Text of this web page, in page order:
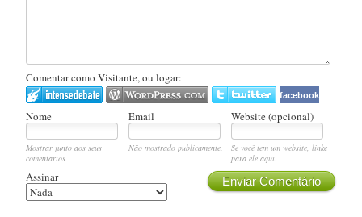
Comentar como Visitante, ou logar:
facebook
Nome Email Website (opcional)
Mostrar junto aos seus
comentários.
Não mostrado publicamente.
Se você tem um website, linke
para ele aqui.
Enviar Comentário
Assinar